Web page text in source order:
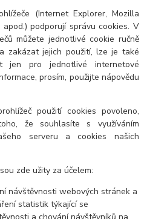
(Internet Explorer, Mozilla
podporují správu cookies. V
můžete jednotlivé cookie ručně
zakázat jejich použití, lze je také
jen pro jednotlivé internetové
prosím, použijte nápovědu
použití cookies povoleno,
že souhlasíte s využíváním
serveru a cookies našich
zde užity za účelem:
návštěvnosti webových stránek a
statistik týkající se